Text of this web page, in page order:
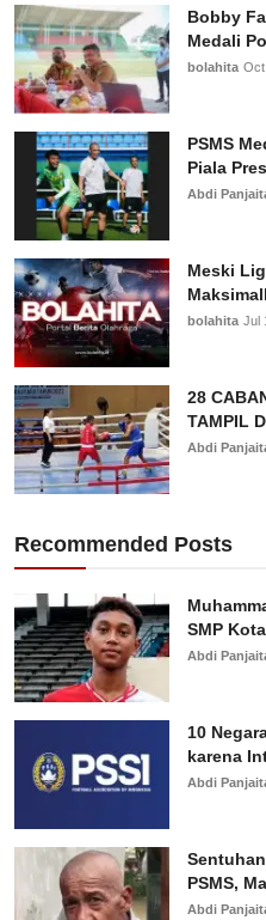
Bobby
Medali
bolahita Oct
PSMS
Piala
Abdi
Meski
bolahita Jul
28
TAMPIL
Abdi
Recommended Posts
SMP
Abdi
10
karena
Abdi
PSMS,
Abdi